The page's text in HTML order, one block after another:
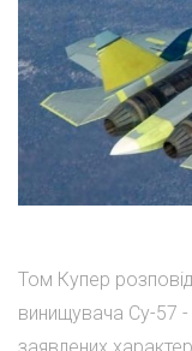
Том Купер
винищувача Су-57 -